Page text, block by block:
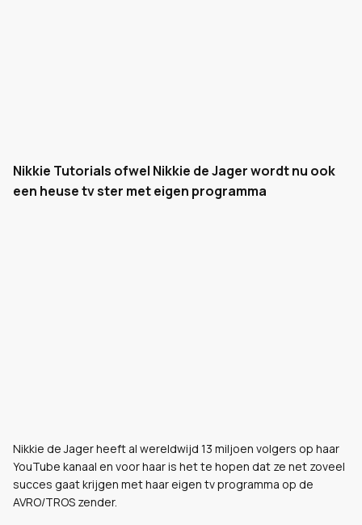
Nikkie Tutorials ofwel Nikkie de Jager wordt nu ook
een heuse tv ster met eigen programma
Nikkie de Jager heeft al wereldwijd 13 miljoen volgers op haar
YouTube kanaal en voor haar is het te hopen dat ze net zoveel
succes gaat krijgen met haar eigen tv programma op de
AVRO/TROS zender.